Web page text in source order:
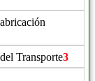
Transporte3